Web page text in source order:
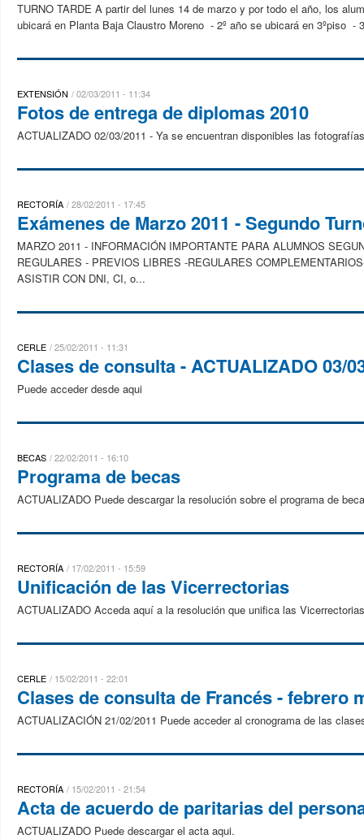
TURNO TARDE A partir del lunes 14 de marzo y por todo el año, los
ubicará en Planta Baja Claustro Moreno - 2º año se ubicará en 3ºpiso -
EXTENSIÓN 02/03/2011 - 11:34
Fotos de entrega de diplomas 2010
ACTUALIZADO 02/03/2011 - Ya se encuentran disponibles las
RECTORÍA 28/02/2011 - 17:45
Exámenes de Marzo 2011 - Segundo
MARZO 2011 - INFORMACIÓN IMPORTANTE PARA ALUMNOS
REGULARES - PREVIOS LIBRES -REGULARES
ASISTIR CON DNI, CI, o...
CERLE 25/02/2011 - 11:31
Clases de consulta - ACTUALIZADO 03/
Puede acceder desde aqui
BECAS 22/02/2011 - 16:10
Programa de becas
ACTUALIZADO Puede descargar la resolución sobre el programa de
RECTORÍA 17/02/2011 - 15:59
Unificación de las Vicerrectorias
ACTUALIZADO Acceda aquí a la resolución que unifica las
CERLE 15/02/2011 - 22:01
Clases de consulta de Francés - febrero
ACTUALIZACIÓN 21/02/2011 Puede acceder al cronograma de las
RECTORÍA 15/02/2011 - 21:54
Acta de acuerdo de paritarias del
ACTUALIZADO Puede descargar el acta aqui.